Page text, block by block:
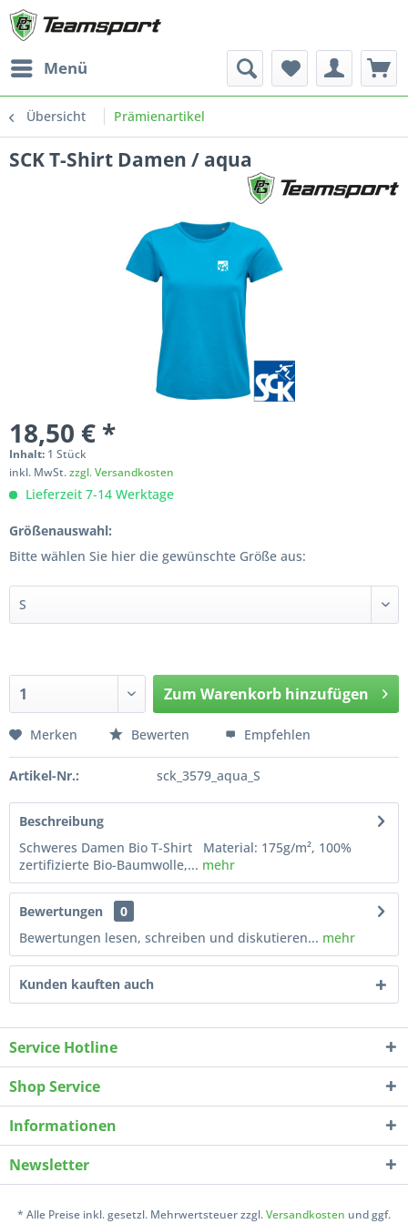
Menü
Übersicht Prämienartikel
SCK T-Shirt Damen / aqua
18,50 € *
Inhalt: 1 Stück
inkl. MwSt.zzgl. Versandkosten
Lieferzeit 7-14 Werktage
Größenauswahl:
Bitte wählen Sie hier die gewünschte Größe aus:
Zum Warenkorb hinzufügen
Hinzugefügt
Merken Bewerten Empfehlen
Artikel-Nr.: sck_3579_aqua_S
Beschreibung
Schweres Damen Bio T-Shirt Material: 175g/m², 100%
zertifizierte Bio-Baumwolle,... mehr
Bewertungen
0
Bewertungen lesen, schreiben und diskutieren... mehr
Kunden kauften auch
Service Hotline
Shop Service
Informationen
Newsletter
* Alle Preise inkl. gesetzl. Mehrwertsteuer zzgl.Versandkosten und ggf.